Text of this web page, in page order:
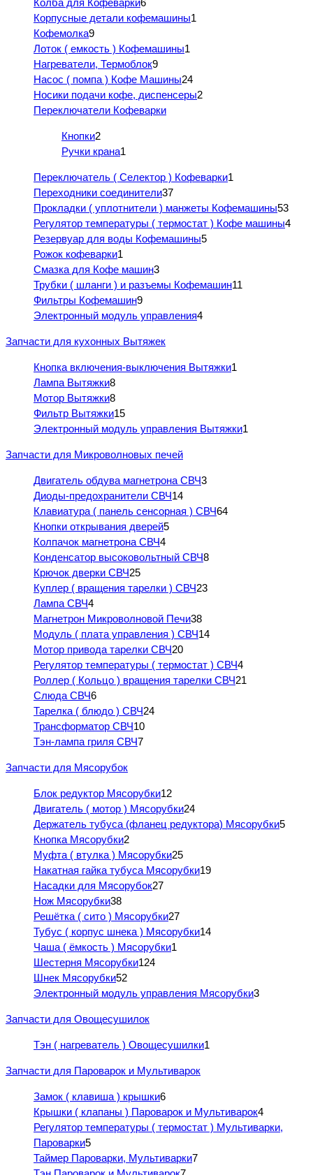
Колба для Кофеварки6
Корпусные детали кофемашины1
Кофемолка9
Лоток ( емкость ) Кофемашины1
Нагреватели, Термоблок9
Насос ( помпа ) Кофе Машины24
Носики подачи кофе, диспенсеры2
Переключатели Кофеварки
Кнопки2
Ручки крана1
Переключатель ( Селектор ) Кофеварки1
Переходники соединители37
Прокладки ( уплотнители ) манжеты Кофемашины53
Регулятор температуры ( термостат ) Кофе машины4
Резервуар для воды Кофемашины5
Рожок кофеварки1
Смазка для Кофе машин3
Трубки ( шланги ) и разъемы Кофемашин11
Фильтры Кофемашин9
Электронный модуль управления4
Запчасти для кухонных Вытяжек
Кнопка включения-выключения Вытяжки1
Лампа Вытяжки8
Мотор Вытяжки8
Фильтр Вытяжки15
Электронный модуль управления Вытяжки1
Запчасти для Микроволновых печей
Двигатель обдува магнетрона СВЧ3
Диоды-предохранители СВЧ14
Клавиатура ( панель сенсорная ) СВЧ64
Кнопки открывания дверей5
Колпачок магнетрона СВЧ4
Конденсатор высоковольтный СВЧ8
Крючок дверки СВЧ25
Куплер ( вращения тарелки ) СВЧ23
Лампа СВЧ4
Магнетрон Микроволновой Печи38
Модуль ( плата управления ) СВЧ14
Мотор привода тарелки СВЧ20
Регулятор температуры ( термостат ) СВЧ4
Роллер ( Кольцо ) вращения тарелки СВЧ21
Слюда СВЧ6
Тарелка ( блюдо ) СВЧ24
Трансформатор СВЧ10
Тэн-лампа гриля СВЧ7
Запчасти для Мясорубок
Блок редуктор Мясорубки12
Двигатель ( мотор ) Мясорубки24
Держатель тубуса (фланец редуктора) Мясорубки5
Кнопка Мясорубки2
Муфта ( втулка ) Мясорубки25
Накатная гайка тубуса Мясорубки19
Насадки для Мясорубок27
Нож Мясорубки38
Решётка ( сито ) Мясорубки27
Тубус ( корпус шнека ) Мясорубки14
Чаша ( ёмкость ) Мясорубки1
Шестерня Мясорубки124
Шнек Мясорубки52
Электронный модуль управления Мясорубки3
Запчасти для Овощесушилок
Тэн ( нагреватель ) Овощесушилки1
Запчасти для Пароварок и Мультиварок
Замок ( клавиша ) крышки6
Крышки ( клапаны ) Пароварок и Мультиварок4
Регулятор температуры ( термостат ) Мультиварки,
Пароварки5
Таймер Пароварки, Мультиварки7